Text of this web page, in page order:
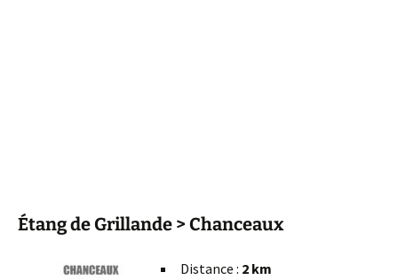
Étang de Grillande > Chanceaux
Distance : 2 km